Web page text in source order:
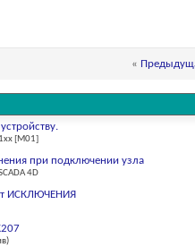
«
[М01]
при подключении узла
4D
ИСКЛЮЧЕНИЯ